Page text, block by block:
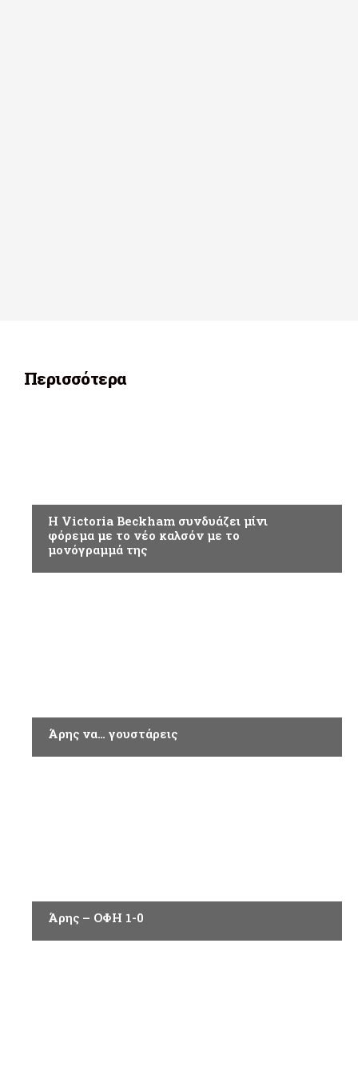
Περισσότερα
H Victoria Beckham συνδυάζει μίνι
φόρεμα με το νέο καλσόν με το
μονόγραμμά της
Άρης να… γουστάρεις
Άρης – ΟΦΗ 1-0